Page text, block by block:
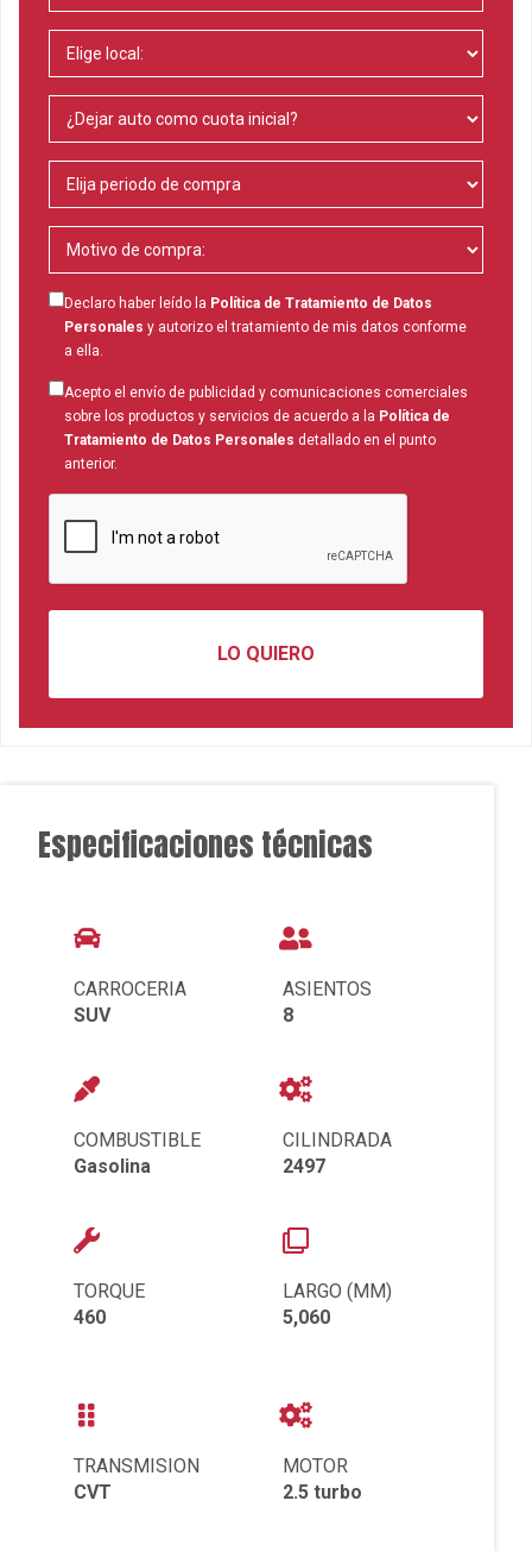
Declaro haber leído la Política de Tratamiento de Datos
Personales y autorizo el tratamiento de mis datos conforme
a ella.
Acepto el envío de publicidad y comunicaciones comerciales
sobre los productos y servicios de acuerdo a la Política de
Tratamiento de Datos Personales detallado en el punto
anterior.
Especificaciones técnicas
CARROCERIA
SUV
COMBUSTIBLE
Gasolina
TORQUE
460
ASIENTOS
8
CILINDRADA
2497
LARGO (MM)
5,060
TRANSMISION
CVT
MOTOR
2.5 turbo